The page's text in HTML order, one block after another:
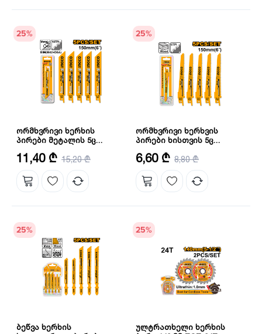
25%
ორმხვრივი ხერხის
პირები მეტალის 5ც
(RSB922EF)
რაოდენობა: 5 ც
11,40 ₾ 15,20 ₾
25%
ორმხვრივი ხერხვის
პირები ხისთვის 5ც
(RSB611D)
რაოდენობა: 5 ც
6,60 ₾ 8,80 ₾
25%
ბეწვა ხერხის
25%
ულტრათხელი ხერხის